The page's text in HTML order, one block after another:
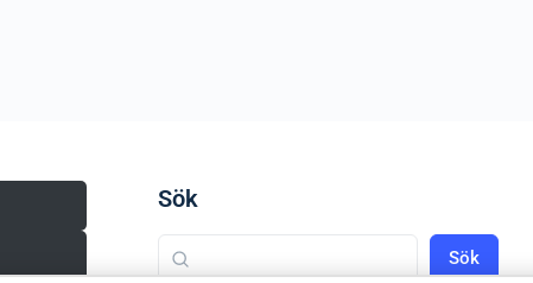
Sök
Sök